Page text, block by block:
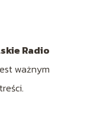
Radio
ważnym